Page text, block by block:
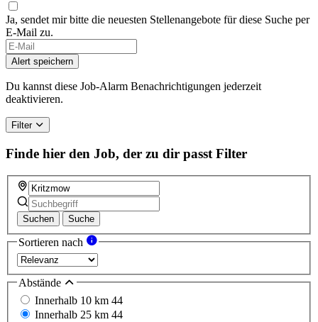
Ja, sendet mir bitte die neuesten Stellenangebote für diese Suche per
E-Mail zu.
Alert speichern
Du kannst diese Job-Alarm Benachrichtigungen jederzeit
deaktivieren.
Filter
Finde hier den Job, der zu dir passt Filter
Suchen Suche
Sortieren nach
Abstände
Innerhalb 10 km 44
Innerhalb 25 km 44